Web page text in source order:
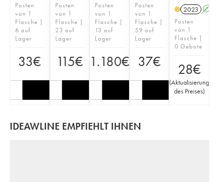
Posten
von 1
Flasche |
6 auf
Lager
33€
Posten
von 1
Flasche |
23 auf
Lager
115€
Posten
von 1
Flasche |
13 auf
Lager
1.180€
Posten
von 1
Flasche |
59 auf
Lager
37€
2023 A
Posten
von 1
Flasche |
0 Gebote
28€
(Aktualisierung
des Preises)
IDEAWLINE EMPFIEHLT IHNEN